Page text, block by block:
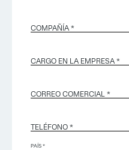
COMPAÑÍA *
CARGO EN LA EMPRESA *
CORREO COMERCIAL *
TELÉFONO *
PAÍS *